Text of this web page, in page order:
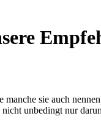
sie auch
unbedingt nur